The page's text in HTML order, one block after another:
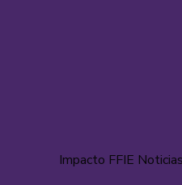
Impacto FFIE